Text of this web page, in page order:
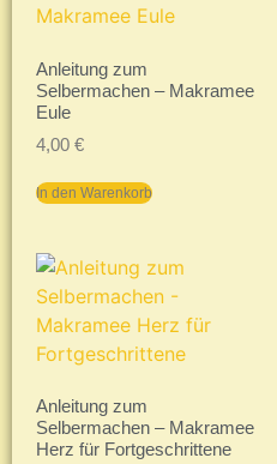
Anleitung zum
Selbermachen – Makramee
Eule
4,00 €
In den Warenkorb
Anleitung zum
Selbermachen – Makramee
Herz für Fortgeschrittene